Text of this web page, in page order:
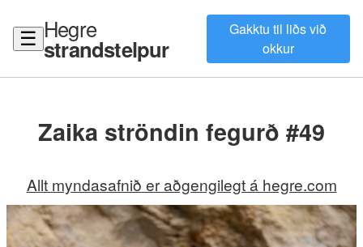
☰ Hegre
strandstelpur
Gakktu til liðs við
okkur
Zaika ströndin fegurð #49
Allt myndasafnið er aðgengilegt á hegre.com